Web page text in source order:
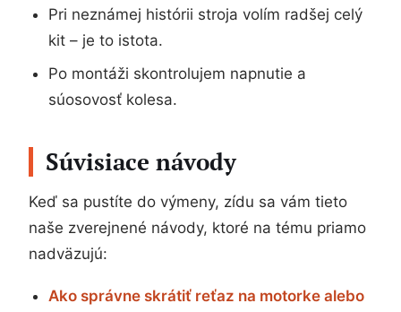
Pri neznámej histórii stroja volím radšej celý
kit – je to istota.
Po montáži skontrolujem napnutie a
súosovosť kolesa.
Súvisiace návody
Keď sa pustíte do výmeny, zídu sa vám tieto
naše zverejnené návody, ktoré na tému priamo
nadväzujú:
Ako správne skrátiť reťaz na motorke alebo